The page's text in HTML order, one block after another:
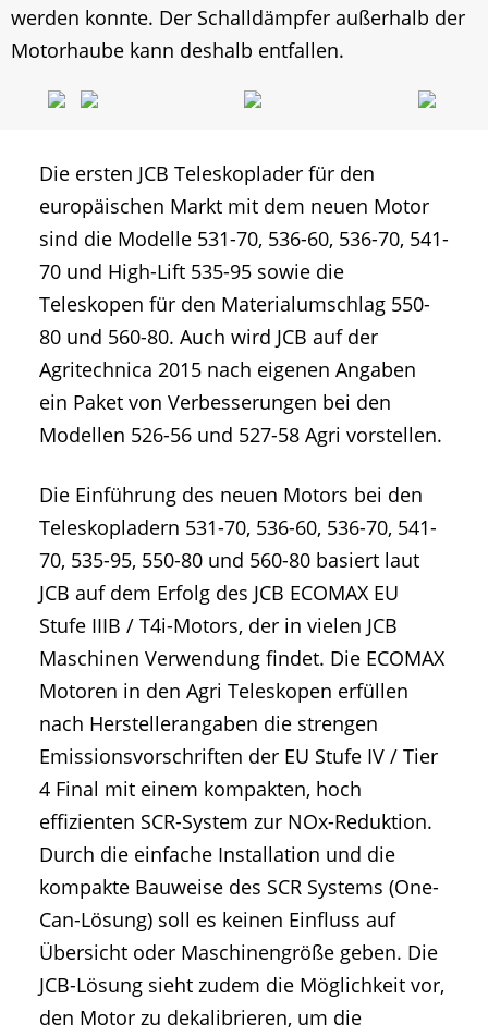
werden konnte. Der Schalldämpfer außerhalb der
Motorhaube kann deshalb entfallen.
Die ersten JCB Teleskoplader für den
europäischen Markt mit dem neuen Motor
sind die Modelle 531-70, 536-60, 536-70, 541-
70 und High-Lift 535-95 sowie die
Teleskopen für den Materialumschlag 550-
80 und 560-80. Auch wird JCB auf der
Agritechnica 2015 nach eigenen Angaben
ein Paket von Verbesserungen bei den
Modellen 526-56 und 527-58 Agri vorstellen.
Die Einführung des neuen Motors bei den
Teleskopladern 531-70, 536-60, 536-70, 541-
70, 535-95, 550-80 und 560-80 basiert laut
JCB auf dem Erfolg des JCB ECOMAX EU
Stufe IIIB / T4i-Motors, der in vielen JCB
Maschinen Verwendung findet. Die ECOMAX
Motoren in den Agri Teleskopen erfüllen
nach Herstellerangaben die strengen
Emissionsvorschriften der EU Stufe IV / Tier
4 Final mit einem kompakten, hoch
effizienten SCR-System zur NOx-Reduktion.
Durch die einfache Installation und die
kompakte Bauweise des SCR Systems (One-
Can-Lösung) soll es keinen Einfluss auf
Übersicht oder Maschinengröße geben. Die
JCB-Lösung sieht zudem die Möglichkeit vor,
den Motor zu dekalibrieren, um die